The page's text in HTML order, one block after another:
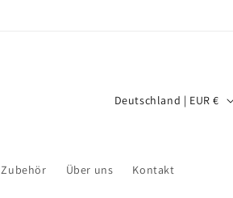
Zubehör Über uns Kontakt
d
Deutschland | EUR €